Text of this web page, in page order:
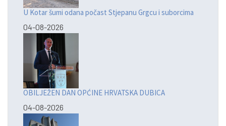
U Kotar šumi odana počast Stjepanu Grgcu i suborcima
04-08-2026
OBILJEŽEN DAN OPĆINE HRVATSKA DUBICA
04-08-2026